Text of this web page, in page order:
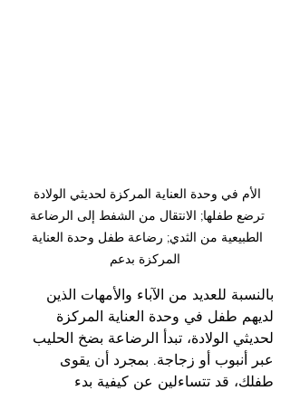
الأم في وحدة العناية المركزة لحديثي الولادة
ترضع طفلها; الانتقال من الشفط إلى الرضاعة
الطبيعية من الثدي; رضاعة طفل وحدة العناية
المركزة بدعم
بالنسبة للعديد من الآباء والأمهات الذين
لديهم طفل في وحدة العناية المركزة
لحديثي الولادة، تبدأ الرضاعة بضخ الحليب
عبر أنبوب أو زجاجة. بمجرد أن يقوى
طفلك، قد تتساءلين عن كيفية بدء